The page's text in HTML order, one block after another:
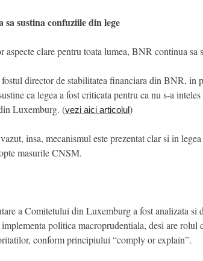
sustina confuziile din lege
aspecte clare pentru toata lumea, BNR continua
director de stabilitatea financiara din BNR, in
ca legea a fost criticata pentru ca nu s-a
Luxemburg. (vezi aici articolul)
insa, mecanismul este prezentat clar si in
masurile CNSM.
a Comitetului din Luxemburg a fost analizata si
politica macroprudentiala, desi are
conform principiului “comply or explain”.